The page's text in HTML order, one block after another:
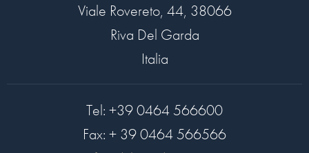
Viale Rovereto, 44, 38066
Riva Del Garda
Italia
Tel: +39 0464 566600
Fax: + 39 0464 566566